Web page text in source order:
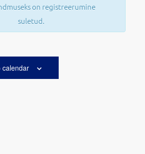
on registreerumine
suletud.
calendar